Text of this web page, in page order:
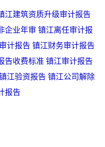
江建筑资质升级审计报告
企业年审 镇江离任审计报
计报告 镇江财务审计报告
告收费标准 镇江审计报告
江验资报告 镇江公司解除
报告